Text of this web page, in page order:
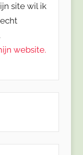
site wil ik
website.